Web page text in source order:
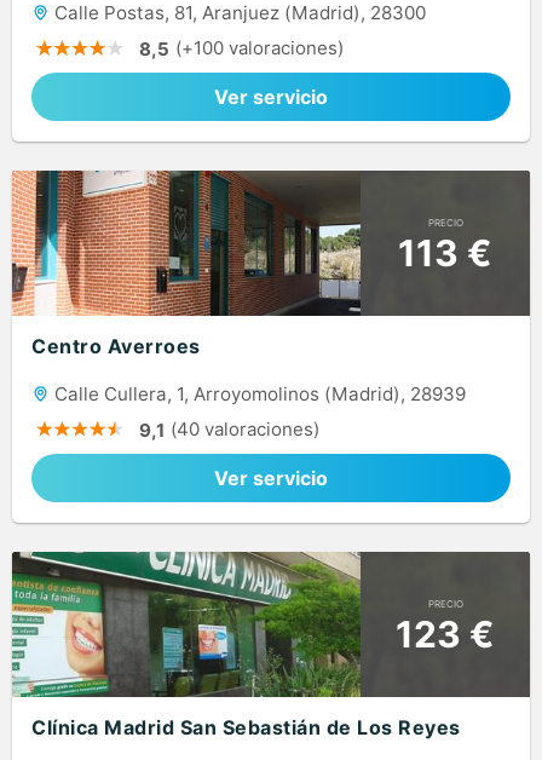
Calle Postas, 81, Aranjuez (Madrid), 28300
8,5 (+100 valoraciones)
Ver servicio
PRECIO
113 €
Centro Averroes
Calle Cullera, 1, Arroyomolinos (Madrid), 28939
9,1 (40 valoraciones)
Ver servicio
PRECIO
123 €
Clínica Madrid San Sebastián de Los Reyes